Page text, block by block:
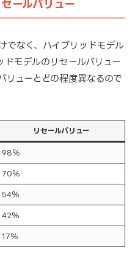
ールバリュー
でなく、ハイブリッドモデル
ドモデルのリセールバリュー
リューとどの程度異なるので
リセールバリュー
98％
70％
54％
42％
17％